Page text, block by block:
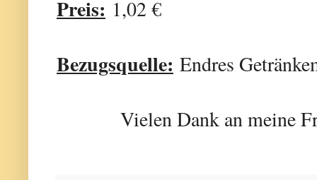
Preis: 1,02 €
Bezugsquelle: Endres
Vielen Dank an meine